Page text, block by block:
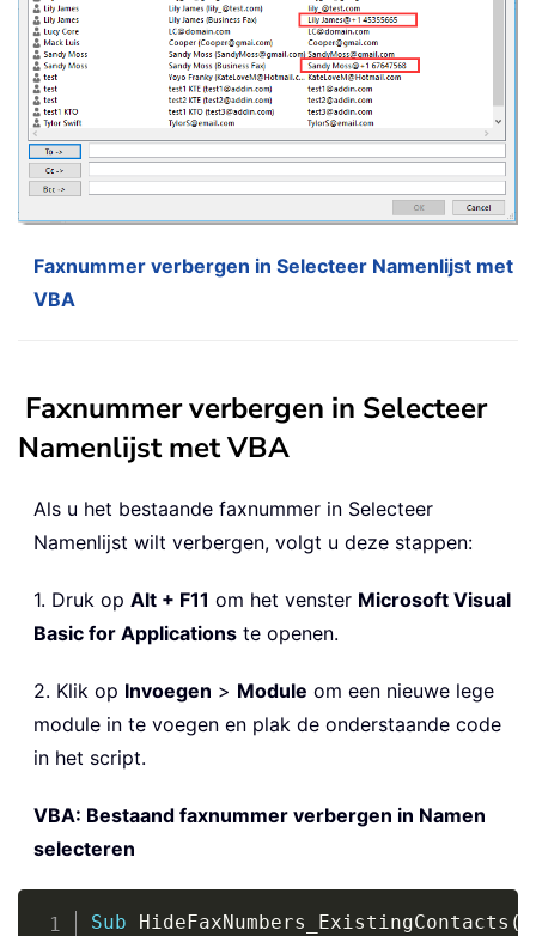
Faxnummer verbergen in Selecteer Namenlijst met
VBA
Faxnummer verbergen in Selecteer
Namenlijst met VBA
Als u het bestaande faxnummer in Selecteer
Namenlijst wilt verbergen, volgt u deze stappen:
1. Druk op Alt + F11 om het venster Microsoft Visual
Basic for Applications te openen.
2. Klik op Invoegen > Module om een nieuwe lege
module in te voegen en plak de onderstaande code
in het script.
VBA: Bestaand faxnummer verbergen in Namen
selecteren
Sub HideFaxNumbers_ExistingContacts (
Copy